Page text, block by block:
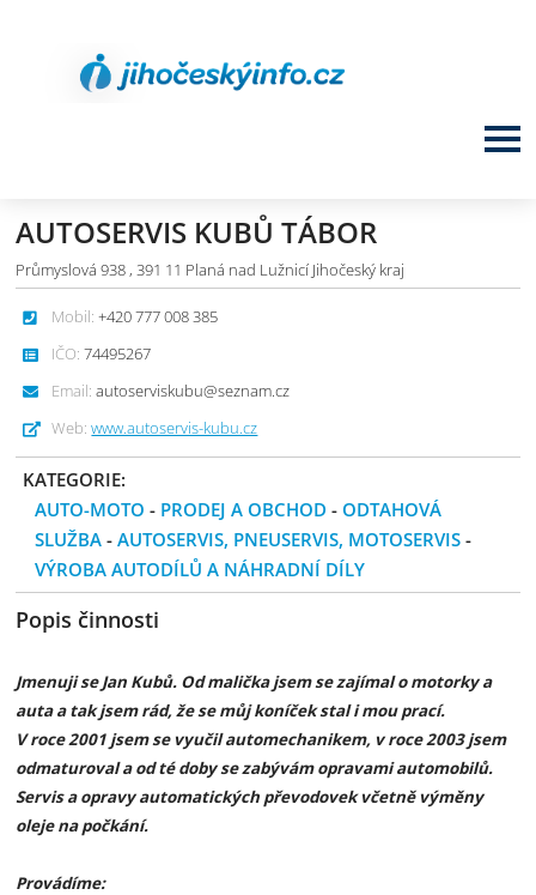
AUTOSERVIS KUBŮ TÁBOR
Průmyslová 938 , 391 11 Planá nad Lužnicí Jihočeský kraj
Mobil: +420 777 008 385
IČO: 74495267
Email: autoserviskubu@seznam.cz
Web: www.autoservis-kubu.cz
KATEGORIE:
AUTO-MOTO - PRODEJ A OBCHOD - ODTAHOVÁ
SLUŽBA -AUTOSERVIS, PNEUSERVIS, MOTOSERVIS -
VÝROBA AUTODÍLŮ A NÁHRADNÍ DÍLY
Popis činnosti
Jmenuji se Jan Kubů. Od malička jsem se zajímal o motorky a
auta a tak jsem rád, že se můj koníček stal i mou prací.
V roce 2001 jsem se vyučil automechanikem, v roce 2003 jsem
odmaturoval a od té doby se zabývám opravami automobilů.
Servis a opravy automatických převodovek včetně výměny
oleje na počkání.
Provádíme: